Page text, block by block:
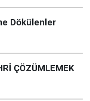
Dökülenler
ÇÖZÜMLEMEK